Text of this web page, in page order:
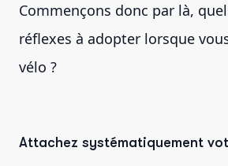
Commençons donc par là,
réflexes à adopter lorsque
vélo ?
Attachez systématiquement